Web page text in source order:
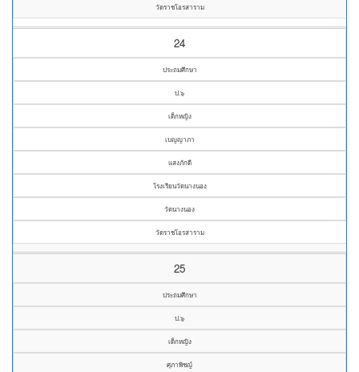
วัดราชโอรสาราม
24
ประถมศึกษา
ป.๖
เด็กหญิง
เบญญาภา
แสงภักดี
โรงเรียนวัดนางนอง
วัดนางนอง
วัดราชโอรสาราม
25
ประถมศึกษา
ป.๖
เด็กหญิง
ศุภาพิชญ์